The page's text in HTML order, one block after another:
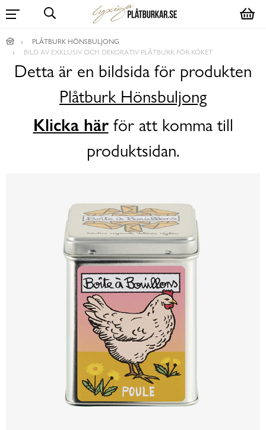
PLÅTBURK HÖNSBULJONG
BILD AV EXKLUSIV OCH DEKORATIV PLÅTBURK FÖR KÖKET
Detta är en bildsida för produkten
Plåtburk Hönsbuljong
Klicka härför att komma till
produktsidan.